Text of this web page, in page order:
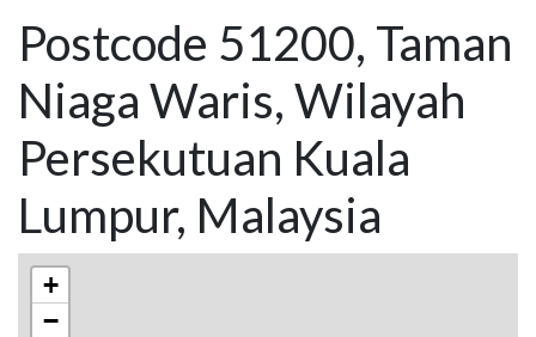
Postcode 51200, Taman
Niaga Waris, Wilayah
Persekutuan Kuala
Lumpur, Malaysia
+
−